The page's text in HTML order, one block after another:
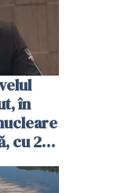
în
cu 2